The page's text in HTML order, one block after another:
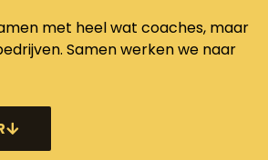
met heel wat coaches, maar
Samen werken we naar